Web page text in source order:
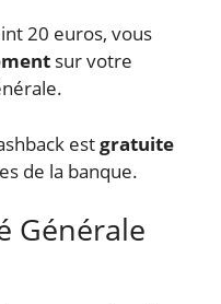
20 euros, vous
sur votre
estgratuite
de la banque.
Générale